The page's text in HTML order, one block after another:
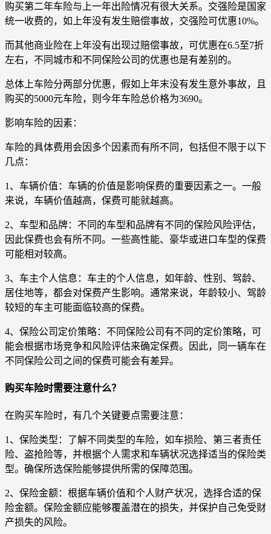
购买第二年车险与上一年出险情况有很大关系。交强险是国家
统一收费的，如上年没有发生赔偿事故，交强险可优惠10%。
而其他商业险在上年没有出现过赔偿事故，可优惠在6.5至7折
左右，不同城市和不同保险公司的优惠也是有差别的。
总体上车险分两部分优惠，假如上年末没有发生意外事故，且
购买的5000元车险，则今年车险总价格为3690。
影响车险的因素：
车险的具体费用会因多个因素而有所不同，包括但不限于以下
几点：
1、车辆价值：车辆的价值是影响保费的重要因素之一。一般
来说，车辆价值越高，保费可能就越高。
2、车型和品牌：不同的车型和品牌有不同的保险风险评估，
因此保费也会有所不同。一些高性能、豪华或进口车型的保费
可能相对较高。
3、车主个人信息：车主的个人信息，如年龄、性别、驾龄、
居住地等，都会对保费产生影响。通常来说，年龄较小、驾龄
较短的车主可能面临较高的保费。
4、保险公司定价策略：不同保险公司有不同的定价策略，可
能会根据市场竞争和风险评估来确定保费。因此，同一辆车在
不同保险公司之间的保费可能会有差异。
购买车险时需要注意什么？
在购买车险时，有几个关键要点需要注意：
1、保险类型：了解不同类型的车险，如车损险、第三者责任
险、盗抢险等，并根据个人需求和车辆状况选择适当的保险类
型。确保所选保险能够提供所需的保障范围。
2、保险金额：根据车辆价值和个人财产状况，选择合适的保
险金额。保险金额应能够覆盖潜在的损失，并保护自己免受财
产损失的风险。